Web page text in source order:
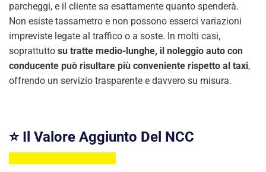
parcheggi, e il cliente sa esattamente quanto spenderà.
Non esiste tassametro e non possono esserci variazioni
impreviste legate al traffico o a soste. In molti casi,
soprattutto su tratte medio-lunghe, il noleggio auto con
conducente può risultare più conveniente rispetto al taxi,
offrendo un servizio trasparente e davvero su misura.
⭐️ Il Valore Aggiunto Del NCC